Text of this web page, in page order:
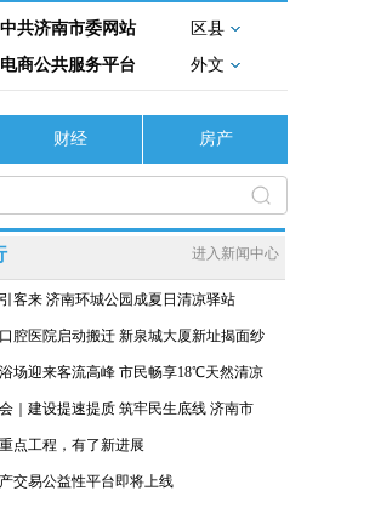
中共济南市委网站
区县
电商公共服务平台
外文
财经 房产
进入新闻中心
客来 济南环城公园成夏日清凉驿站
腔医院启动搬迁 新泉城大厦新址揭面纱
场迎来客流高峰 市民畅享18℃天然清凉
｜建设提速提质 筑牢民生底线 济南市
点工程，有了新进展
交易公益性平台即将上线